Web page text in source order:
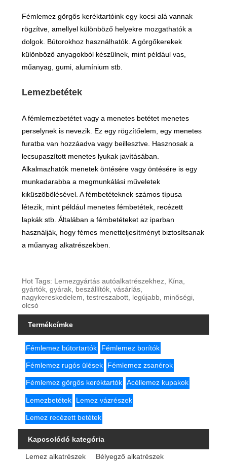
Fémlemez görgős keréktartóink egy kocsi alá vannak
rögzítve, amellyel különböző helyekre mozgathatók a
dolgok. Bútorokhoz használhatók. A görgőkerekek
különböző anyagokból készülnek, mint például vas,
műanyag, gumi, alumínium stb.
Lemezbetétek
A fémlemezbetétet vagy a menetes betétet menetes
perselynek is nevezik. Ez egy rögzítőelem, egy menetes
furatba van hozzáadva vagy beillesztve. Hasznosak a
lecsupaszított menetes lyukak javításában.
Alkalmazhatók menetek öntésére vagy öntésére is egy
munkadarabba a megmunkálási műveletek
kiküszöbölésével. A fémbetéteknek számos típusa
létezik, mint például menetes fémbetétek, recézett
lapkák stb. Általában a fémbetéteket az iparban
használják, hogy fémes menetteljesítményt biztosítsanak
a műanyag alkatrészekben.
Hot Tags: Lemezgyártás autóalkatrészekhez, Kína,
gyártók, gyárak, beszállítók, vásárlás,
nagykereskedelem, testreszabott, legújabb, minőségi,
olcsó
Termékcímke
Fémlemez bútortartók Fémlemez borítók
Fémlemez rugós ülések Fémlemez zsanérok
Fémlemez görgős keréktartók Acéllemez kupakok
Lemezbetétek Lemez vázrészek
Lemez recézett betétek
Kapcsolódó kategória
Lemez alkatrészek
Bélyegző alkatrészek